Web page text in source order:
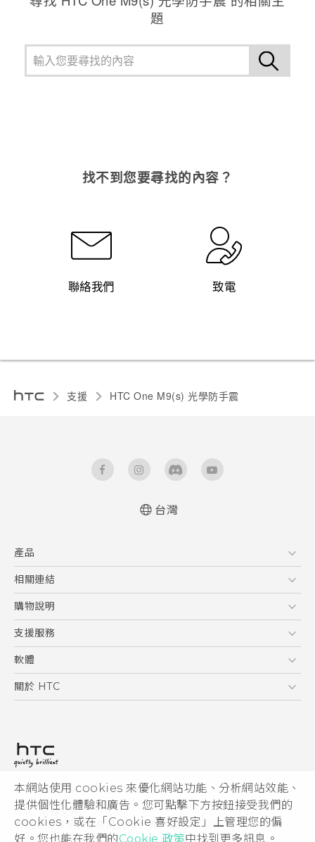
本網站使用 cookies 來優化網站功能、分析網站效能、
提供個性化體驗和廣告。您可點擊下方按鈕接受我們的
cookies，或在「Cookie 喜好設定」上管理您的偏
好。您也能在我們的Cookie 政策中找到更多訊息。
題
找不到您要尋找的內容？
聯絡我們 致電
支援 HTC One M9(s) 光學防手震‎
台灣
產品
5G
智慧型手機
配件
相關連結
HTC Research
購物說明
購物須知
訂單管理
付款方式
支援服務
到府收送維修服務
服務中心資訊
客戶服務佈告欄
軟體
應用程式
HTC Sync Manager
關於 HTC
投資人
隱私權政策
產品安全性
© 2011-2026 HTC Corporation
HTC 法律文件
宏達國際電子股份有限公司 | 統一編號16003518